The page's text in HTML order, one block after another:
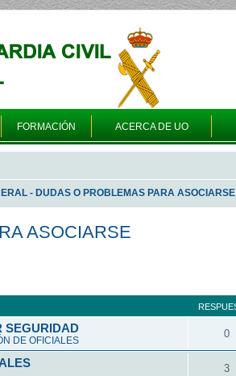
FORMACIÓN ACERCA DE UO
- DUDAS O PROBLEMAS PARA ASOCIARSE
ASOCIARSE
SEGURIDAD
DE OFICIALES
0
3